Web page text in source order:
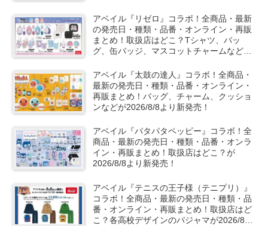
アベイル『リゼロ』コラボ！全商品・最新
の発売日・種類・品番・オンライン・再販
まとめ！取扱店はどこ？Tシャツ、バッ
グ、缶バッジ、マスコットチャームなどが
アベイル『太鼓の達人』コラボ！全商品・
最新の発売日・種類・品番・オンライン・
再販まとめ！バッグ、チャーム、クッショ
ンなどが2026/8/8より新発売！
アベイル『パタパタペッピー』コラボ！全
商品・最新の発売日・種類・品番・オンラ
イン・再販まとめ！取扱店はどこ？が
2026/8/8より新発売！
アベイル『テニスの王子様（テニプリ）』
コラボ！全商品・最新の発売日・種類・品
番・オンライン・再販まとめ！取扱店はど
こ？各高校デザインのパジャマが2026/8/8